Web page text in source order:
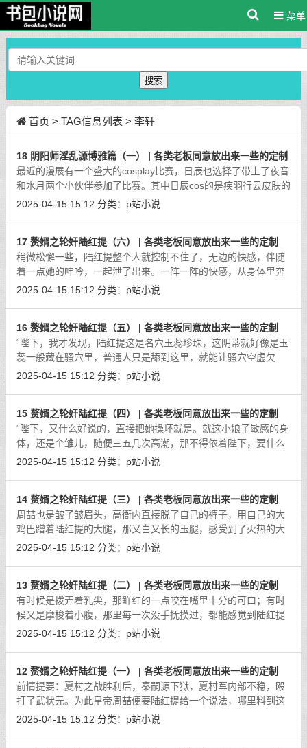
菜单
搜索
首页 > TAG信息列表 > 李轩
18 阴阳师淫乱源博雅篇（一） | 各类老板同意放出来一些的定制
最近的漫展有一个盛大的cosplay比赛，日辰也选择了带上了夜音
和水月两个小伙伴参加了比赛。其中日辰cos的是疾羽行云皮肤的
源博雅，夜音则是cos的酒歌狂行的酒吞，水月的是青竹白雪的茨
2025-04-15 15:12 分类： p站小说
17 赘婿之轮奸陆红提（六） | 各类老板同意放出来一些的定制
稍微松懈一些，陆红提整个人就控制不住了，无边的快感，伴随
着一点她的呻吟，一起泄了出来。一阵一阵的快感，从身体里奔
涌着，最终从陆红提的小穴里流了出来，那是最舒畅的感觉了，
2025-04-15 15:12 分类： p站小说
16 赘婿之轮奸陆红提（五） | 各类老板同意放出来一些的定制
“陛下，我才发现，陆红提这是名穴玉蕊珍珠，这阴蒂就好像是玉
蕊一般藏在骚穴里，普通人只是舔到这里，就能让骚穴空虚欠
操，流出淫水来，好像是玉蕊银露一样。但是真正的宝贝，还是
2025-04-15 15:12 分类： p站小说
15 赘婿之轮奸陆红提（四） | 各类老板同意放出来一些的定制
“陛下，又什么好说的，直接把她操坏就是。就这小娘子敏感的身
体，还是个雏儿，随便三五几次高潮，那不得依着陛下，要什么
姿势就什么姿势。哪怕是跪着像一条母狗一样从后操，又或者像
2025-04-15 15:12 分类： p站小说
14 赘婿之轮奸陆红提（三） | 各类老板同意放出来一些的定制
周喆也是皱了皱眉头，高衙内直接脱了自己的裤子，用自己的大
鸡巴蹭着陆红提的大腿，那又白又长的玉腿，感受到了火热的大
鸡巴，也是有些鸡皮疙瘩。特别是那大鸡巴还带着一点黏黏的液
2025-04-15 15:12 分类： p站小说
13 赘婿之轮奸陆红提（二） | 各类老板同意放出来一些的定制
有时候是拨弄着乳尖，那鲜红的一点咬在嘴里十分的可口；有时
候又是摩梭着小腹，那里每一次没手抚摸过，都能感觉到陆红提
的身子在微微颤抖。周喆也是个中好手，舔着陆红提的脸颊，那
2025-04-15 15:12 分类： p站小说
12 赘婿之轮奸陆红提（一） | 各类老板同意放出来一些的定制
前情提要：夏村之战胜利后，秦嗣源下狱，夏村军内部不稳，殴
打了武状元。为此皇帝周喆便要陆红提给一个说法，哪里料到这
一番面圣，周喆便对陆红提有了想法，却隐忍不发，假意为陆红
2025-04-15 15:12 分类： p站小说